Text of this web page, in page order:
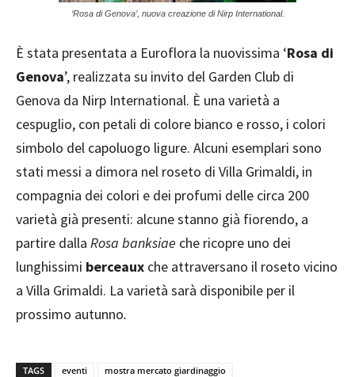
‘Rosa di Genova’, nuova creazione di Nirp International.
È stata presentata a Euroflora la nuovissima ‘Rosa di
Genova’, realizzata su invito del Garden Club di
Genova da Nirp International. È una varietà a
cespuglio, con petali di colore bianco e rosso, i colori
simbolo del capoluogo ligure. Alcuni esemplari sono
stati messi a dimora nel roseto di Villa Grimaldi, in
compagnia dei colori e dei profumi delle circa 200
varietà già presenti: alcune stanno già fiorendo, a
partire dalla Rosa banksiae che ricopre uno dei
lunghissimi berceaux che attraversano il roseto vicino
a Villa Grimaldi. La varietà sarà disponibile per il
prossimo autunno.
TAGS eventi mostra mercato giardinaggio